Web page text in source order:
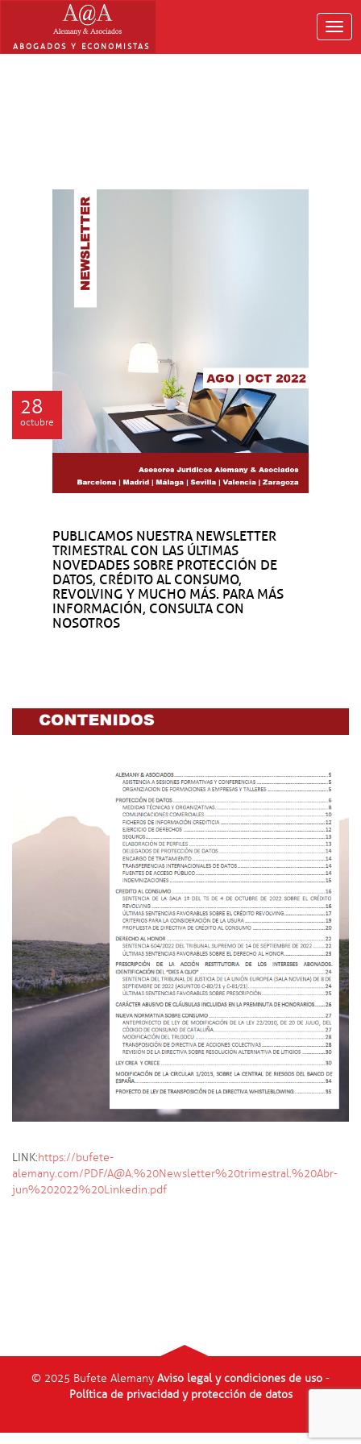
ABOGADOS Y ECONOMISTAS
28
octubre
PUBLICAMOS NUESTRA NEWSLETTER
TRIMESTRAL CON LAS ÚLTIMAS
NOVEDADES SOBRE PROTECCIÓN DE
DATOS, CRÉDITO AL CONSUMO,
REVOLVING Y MUCHO MÁS. PARA MÁS
INFORMACIÓN, CONSULTA CON
NOSOTROS
LINK:https://bufete-
alemany.com/PDF/A@A.%20Newsletter%20trimestral.%20Abr-
jun%202022%20Linkedin.pdf
© 2025 Bufete Alemany Aviso legal y condiciones de uso -
Política de privacidad y protección de datos